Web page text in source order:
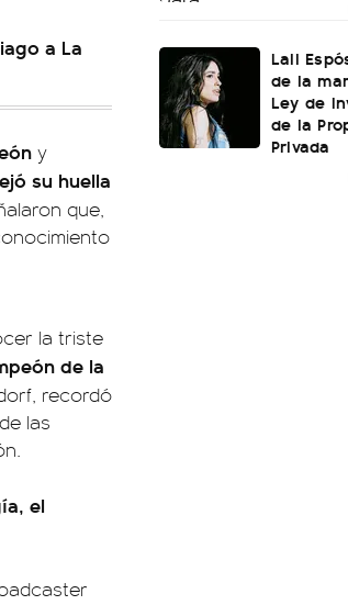
a La
y
su huella
que,
la triste
de la
recordó
las
el
Lali
de la
Ley de
de la
Privada